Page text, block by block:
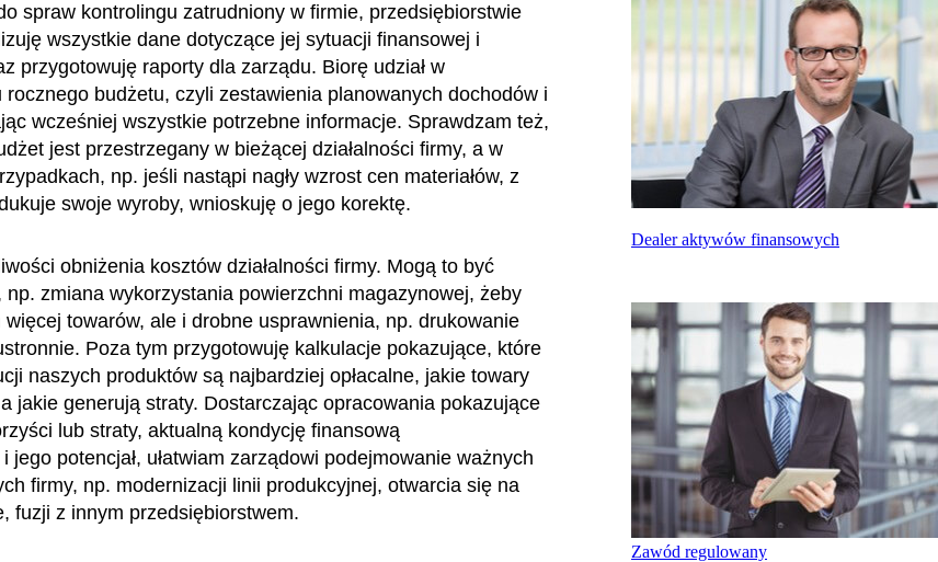
spraw kontrolingu zatrudniony w firmie, przedsiębiorstwie
wszystkie dane dotyczące jej sytuacji finansowej i
przygotowuję raporty dla zarządu. Biorę udział w
rocznego budżetu, czyli zestawienia planowanych dochodów i
wcześniej wszystkie potrzebne informacje. Sprawdzam też,
jest przestrzegany w bieżącej działalności firmy, a w
np. jeśli nastąpi nagły wzrost cen materiałów, z
swoje wyroby, wnioskuję o jego korektę.
obniżenia kosztów działalności firmy. Mogą to być
np. zmiana wykorzystania powierzchni magazynowej, żeby
więcej towarów, ale i drobne usprawnienia, np. drukowanie
Poza tym przygotowuję kalkulacje pokazujące, które
naszych produktów są najbardziej opłacalne, jakie towary
jakie generują straty. Dostarczając opracowania pokazujące
lub straty, aktualną kondycję finansową
jego potencjał, ułatwiam zarządowi podejmowanie ważnych
firmy, np. modernizacji linii produkcyjnej, otwarcia się na
fuzji z innym przedsiębiorstwem.
Dealer aktywów finansowych
Zawód regulowany